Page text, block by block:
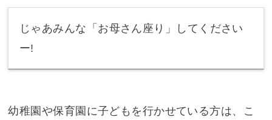
じゃあみんな「お母さん座り」してください
ー!
幼稚園や保育園に子どもを行かせている方は、こ